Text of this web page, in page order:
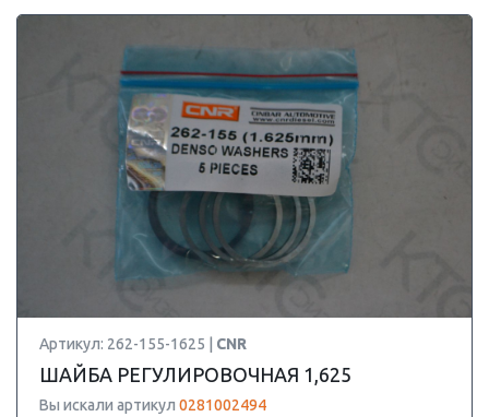
Артикул: 262-155-1625 | CNR
ШАЙБА РЕГУЛИРОВОЧНАЯ 1,625
Вы искали артикул 0281002494